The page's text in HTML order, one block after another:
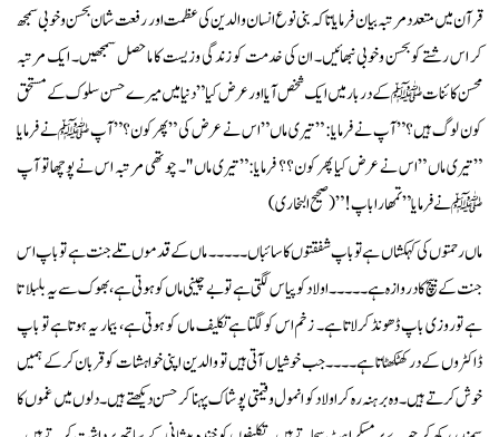
قرآن میں متعدد مرتبہ بیان فرمایا تاکہ بنی نوع انسان والدین کی عظمت اور رفعت شان بحسن وخوبی سمجھ
کر اس رشتے کو بحسن وخوبی نبھائیں۔ ان کی خدمت کو زندگی وزیست کا ما حصل سمجھیں۔ ایک مرتبہ
محسن کائنات ﷺ کے دربار میں ایک شخص آیا اور عرض کیا ”دنیا میں میرے حسن سلوک کے مستحق
کون لوگ ہیں؟ ”آپ نے فرمایا: ”تیری ماں ”اس نے عرض کی ”پھر کون؟”آپ ﷺنے فرمایا
”تیری ماں ”اس نے عرض کیا پھر کون؟؟ فرمایا: ”تیری ماں ''۔ چوتھی مرتبہ اس نے پوچھا تو آپ
ﷺنے فرمایا ”تمھارا باپ!”(صحیح البخاری)
ماں رحمتوں کی کہکشاں ہے تو باپ شفقتوں کا سائباں۔۔۔۔۔ ماں کے قدموں تلے جنت ہے تو باپ اس
جنت کے بیچ کا دروازہ ہے۔۔۔۔۔اولاد کو پیاس لگتی ہے تو بے چینی ماں کو ہوتی ہے، بھوک سے یہ بلبلاتا
ہے تو روزی باپ ڈھونڈ کر لاتا ہے۔ زخم اس کو لگتا ہے تکلیف ماں کو ہوتی ہے، بیمار یہ ہوتا ہے تو باپ
ڈاکٹروں کے در کھٹکھٹاتا ہے۔۔۔۔ جب خوشیاں آتی ہیں تو والدین اپنی خواہشات کو قربان کرکے ہمیں
خوش کرتے ہیں۔وہ برہنہ رہ کر اولاد کو انمول و قیمتی پوشاک پہنا کر حسن دیکھتے ہیں۔ دلوں میں غموں کا